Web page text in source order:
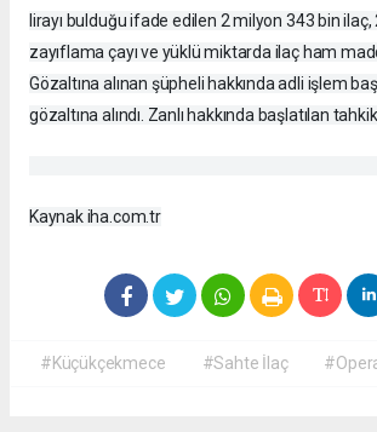
lirayı bulduğu ifade edilen 2 milyon 343 bin ilaç,
zayıflama çayı ve yüklü miktarda ilaç ham
Gözaltına alınan şüpheli hakkında adli işlem
gözaltına alındı. Zanlı hakkında başlatılan
Kaynak iha.com.tr
#Küçükçekmece #Sahte İlaç